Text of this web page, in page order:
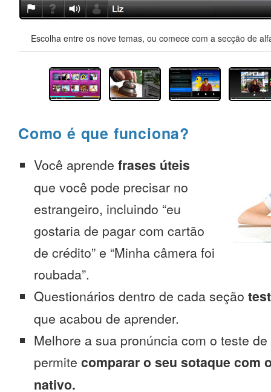
Escolha entre os nove temas, ou comece com a secção de
Como é que funciona?
Você aprende frases úteis
que você pode precisar no
estrangeiro, incluindo “eu
gostaria de pagar com cartão
de crédito” e “Minha câmera foi
roubada”.
Questionários dentro de cada seção
que acabou de aprender.
Melhore a sua pronúncia com o teste
permite comparar o seu sotaque com
nativo.